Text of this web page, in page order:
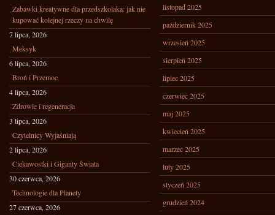
Zabawki kreatywne dla przedszkolaka: jak nie
kupować kolejnej rzeczy na chwilę
7 lipca, 2026
Meksyk
6 lipca, 2026
Broń i Przemoc
4 lipca, 2026
Zdrowie i regeneracja
3 lipca, 2026
Czytelnicy Wyjaśniają
2 lipca, 2026
Ciekawostki i Giganty Świata
30 czerwca, 2026
Technologie dla Planety
27 czerwca, 2026
listopad 2025
październik 2025
wrzesień 2025
sierpień 2025
lipiec 2025
czerwiec 2025
maj 2025
kwiecień 2025
marzec 2025
luty 2025
styczeń 2025
grudzień 2024